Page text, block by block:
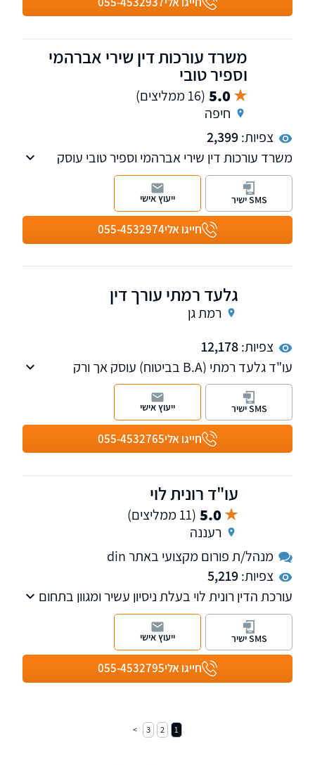
משרד עורכות דין שירי אברהמי
וספיר טובי
5.0 (16 ממליצים)
חיפה
צפיות:2,399
משרד עורכות דין שירי אברהמי וספיר טובי עוסק
בתביעות ביטוח סיעוד-ילדים ,תביעות מול הביטוח
הלאומי, ייפוי כח מתמשך,חדלות פירעון ועוד.
חייגו אלי055-4532974
SMS ישיר ייעוץ אישי
גלעד רמתי עורך דין
רמת גן
צפיות:12,178
עו"ד גלעד רמתי (B.A בביטוח) עוסק אך ורק
בתביעות נגד חברות ביטוח ובעל נסיון רב בייצוג
מבוטחים. תחומי עיסוק: תביעות ביטוח, ביטוח
סיעודי, ביטוח חיים, אובדן כושר עבודה, ביטוח
מחלות, ביטוח דירה, ביטוח עסק וביטוח קבלנים.
חייגו אלי055-4532765
SMS ישיר ייעוץ אישי
עו"ד רונית לוי
5.0 (11 ממליצים)
רעננה
מנהל/ת פורום מקצועי באתר din
צפיות:5,219
עורכת הדין רונית לוי בעלת ניסיון עשיר ומגוון בתחום
ייעוץ פנסיוני, תביעות נזיקין, וכן במצב אובדן כושר
חייגו אלי055-4532795
SMS ישיר ייעוץ אישי
1
2
3